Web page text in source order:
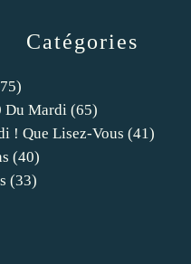
Catégories
Du Mardi (65)
! Que Lisez-Vous (41)
(40)
(33)